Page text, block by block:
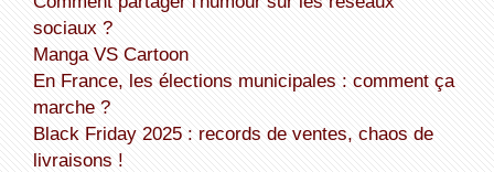
sociaux ?
Manga VS Cartoon
En France, les élections municipales : comment ça
marche ?
Black Friday 2025 : records de ventes, chaos de
livraisons !